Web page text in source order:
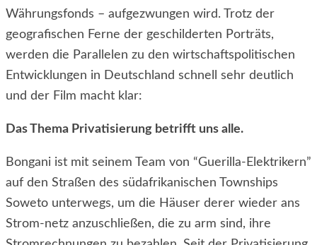
Währungsfonds – aufgezwungen wird. Trotz der
geografischen Ferne der geschilderten Porträts,
werden die Parallelen zu den wirtschaftspolitischen
Entwicklungen in Deutschland schnell sehr deutlich
und der Film macht klar:
Das Thema Privatisierung betrifft uns alle.
Bongani ist mit seinem Team von “Guerilla-Elektrikern”
auf den Straßen des südafrikanischen Townships
Soweto unterwegs, um die Häuser derer wieder ans
Strom-netz anzuschließen, die zu arm sind, ihre